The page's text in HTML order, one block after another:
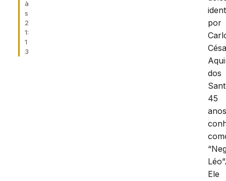
à
s
2
1:
1
3
por
dos
45
Ele